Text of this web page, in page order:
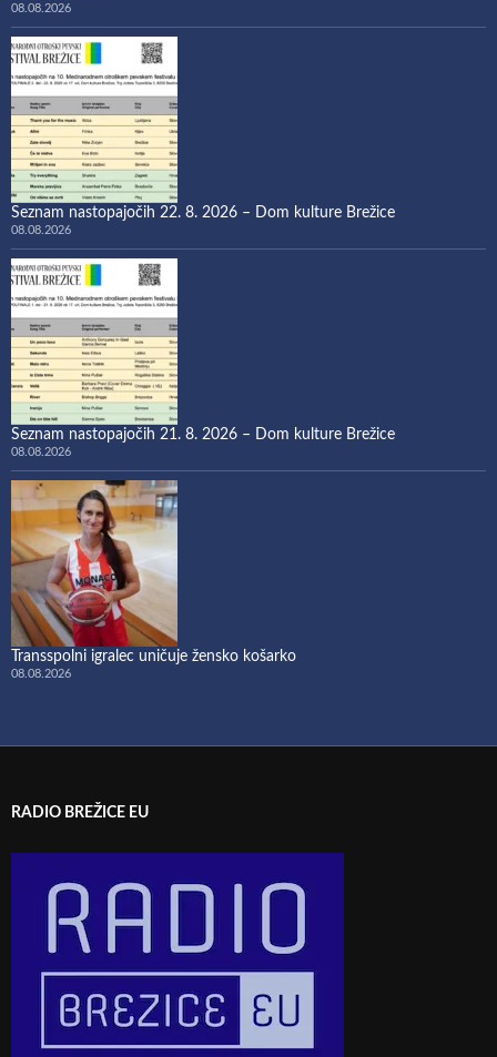
08.08.2026
Seznam nastopajočih 22. 8. 2026 – Dom kulture Brežice
08.08.2026
Seznam nastopajočih 21. 8. 2026 – Dom kulture Brežice
08.08.2026
Transspolni igralec uničuje žensko košarko
08.08.2026
RADIO BREŽICE EU